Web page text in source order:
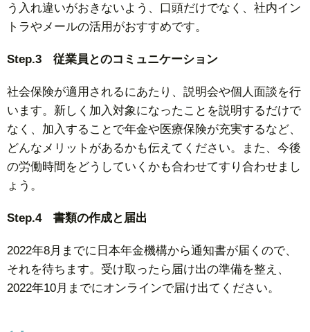
う入れ違いがおきないよう、口頭だけでなく、社内イン
トラやメールの活用がおすすめです。
Step.3 従業員とのコミュニケーション
社会保険が適用されるにあたり、説明会や個人面談を行
います。新しく加入対象になったことを説明するだけで
なく、加入することで年金や医療保険が充実するなど、
どんなメリットがあるかも伝えてください。また、今後
の労働時間をどうしていくかも合わせてすり合わせまし
ょう。
Step.4 書類の作成と届出
2022年8月までに日本年金機構から通知書が届くので、
それを待ちます。受け取ったら届け出の準備を整え、
2022年10月までにオンラインで届け出てください。